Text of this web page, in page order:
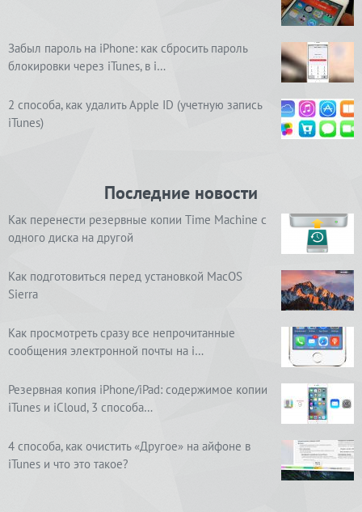
Забыл пароль на iPhone: как сбросить пароль
блокировки через iTunes, в i…
2 способа, как удалить Apple ID (учетную запись
iTunes)
Последние новости
Как перенести резервные копии Time Machine с
одного диска на другой
Как подготовиться перед установкой MacOS
Sierra
Как просмотреть сразу все непрочитанные
сообщения электронной почты на i…
Резервная копия iPhone/iPad: содержимое копии
iTunes и iCloud, 3 способа…
4 способа, как очистить «Другое» на айфоне в
iTunes и что это такое?